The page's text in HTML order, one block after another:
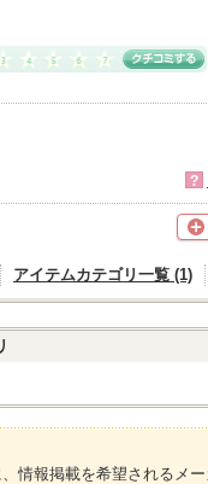
?
アイテムカテゴリ一覧 (1)
情報掲載を希望されるメ